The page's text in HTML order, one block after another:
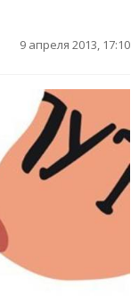
9 апреля 2013, 17:10